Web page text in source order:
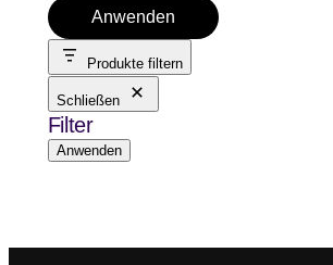
Anwenden
Produkte filtern
Schließen
Filter
Anwenden